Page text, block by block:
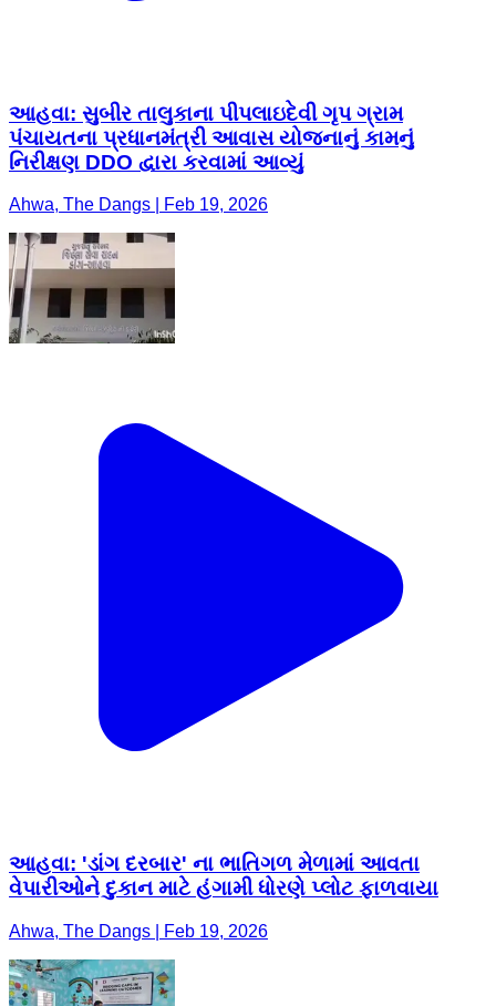
આહવા: સુબીર તાલુકાના પીપલાઇદેવી ગૃપ ગ્રામ
પંચાયતના પ્રધાનમંત્રી આવાસ યોજનાનું કામનું
નિરીક્ષણ DDO દ્વારા કરવામાં આવ્યું
Ahwa, The Dangs | Feb 19, 2026
આહવા: 'ડાંગ દરબાર' ના ભાતિગળ મેળામાં આવતા
વેપારીઓને દુકાન માટે હંગામી ધોરણે પ્લોટ ફાળવાયા
Ahwa, The Dangs | Feb 19, 2026